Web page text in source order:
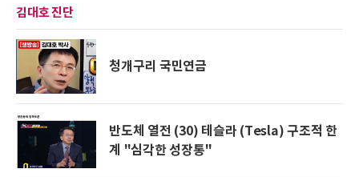
김대호 진단
청개구리 국민연금
반도체 열전 (30) 테슬라 (Tesla) 구조적 한
계 "심각한 성장통"